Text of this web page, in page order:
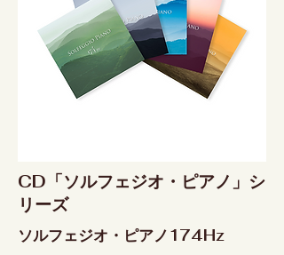
CD「ソルフェジオ・ピアノ」シ
リーズ
ソルフェジオ・ピアノ174Hz